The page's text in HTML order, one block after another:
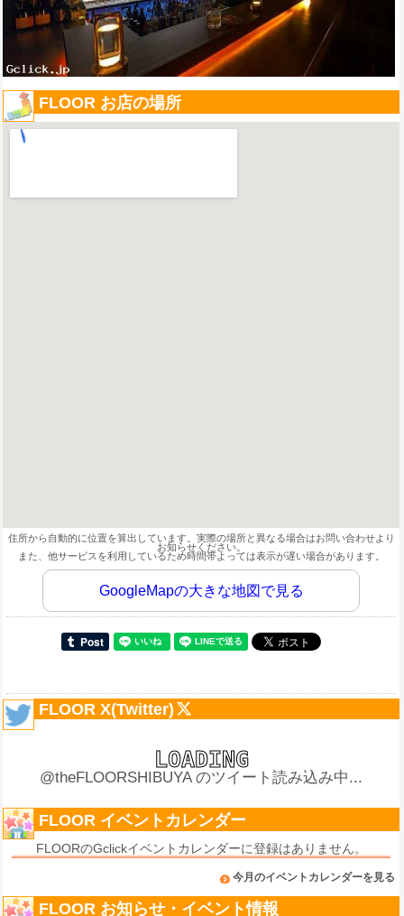
FLOOR お店の場所
住所から自動的に位置を算出しています。実際の場所と異なる場合はお問い合わせより
お知らせください。
また、他サービスを利用しているため時間帯よっては表示が遅い場合があります。
GoogleMapの大きな地図で見る
FLOOR X(Twitter)
@theFLOORSHIBUYA のツイート読み込み中...
FLOOR イベントカレンダー
FLOORのGclickイベントカレンダーに登録はありません。
今月のイベントカレンダーを見る
FLOOR お知らせ・イベント情報